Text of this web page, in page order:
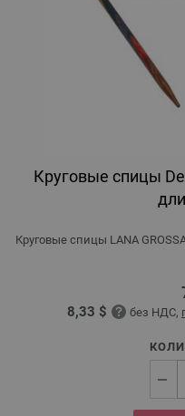
Круговые спицы
Круговые спицы LANA
8,33 $ без НДС,